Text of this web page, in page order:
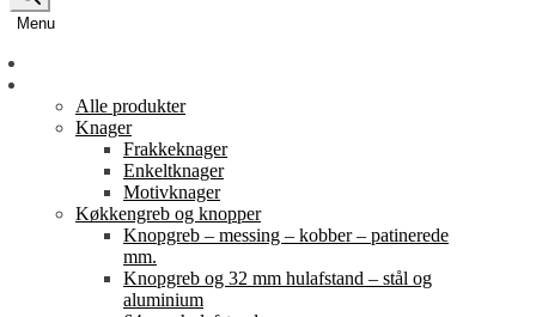
Menu
Alle produkter
Knager
Frakkeknager
Enkeltknager
Motivknager
Køkkengreb og knopper
Knopgreb – messing – kobber – patinerede
mm.
Knopgreb og 32 mm hulafstand – stål og
aluminium